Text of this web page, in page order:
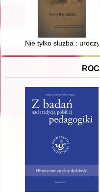
Nie tylko służba :